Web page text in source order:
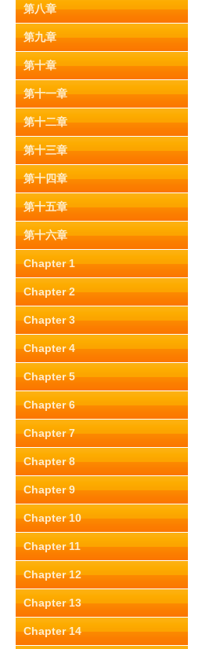
第八章
第九章
第十章
第十一章
第十二章
第十三章
第十四章
第十五章
第十六章
Chapter 1
Chapter 2
Chapter 3
Chapter 4
Chapter 5
Chapter 6
Chapter 7
Chapter 8
Chapter 9
Chapter 10
Chapter 11
Chapter 12
Chapter 13
Chapter 14